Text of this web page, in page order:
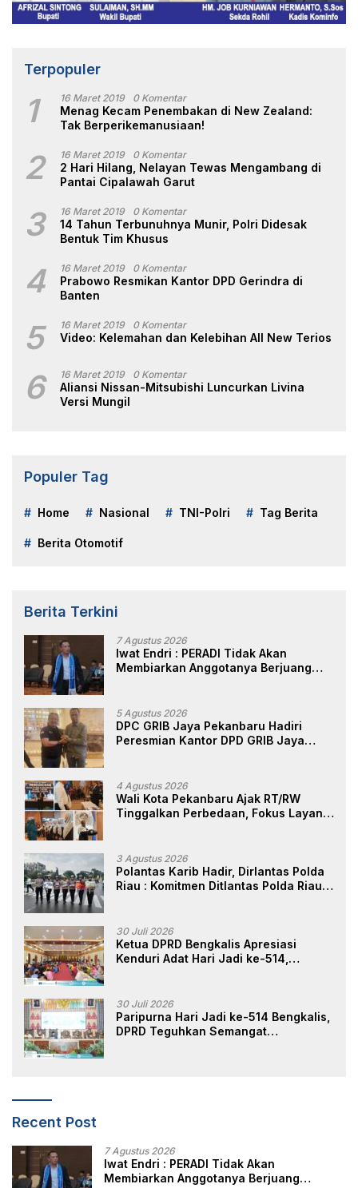
Terpopuler
1 16 Maret 2019 0 Komentar
Menag Kecam Penembakan di New Zealand:
Tak Berperikemanusiaan!
2 16 Maret 2019 0 Komentar
2 Hari Hilang, Nelayan Tewas Mengambang di
Pantai Cipalawah Garut
3 16 Maret 2019 0 Komentar
14 Tahun Terbunuhnya Munir, Polri Didesak
Bentuk Tim Khusus
4 16 Maret 2019 0 Komentar
Prabowo Resmikan Kantor DPD Gerindra di
Banten
5 16 Maret 2019 0 Komentar
Video: Kelemahan dan Kelebihan All New Terios
6 16 Maret 2019 0 Komentar
Aliansi Nissan-Mitsubishi Luncurkan Livina
Versi Mungil
Populer Tag
Home Nasional TNI-Polri Tag Berita
Berita Otomotif
Berita Terkini
7 Agustus 2026
Iwat Endri : PERADI Tidak Akan
Membiarkan Anggotanya Berjuang
5 Agustus 2026
DPC GRIB Jaya Pekanbaru Hadiri
Peresmian Kantor DPD GRIB Jaya
4 Agustus 2026
Wali Kota Pekanbaru Ajak RT/RW
Tinggalkan Perbedaan, Fokus Layani
3 Agustus 2026
Polantas Karib Hadir, Dirlantas Polda
Riau : Komitmen Ditlantas Polda Riau
Masyarakat
30 Juli 2026
Ketua DPRD Bengkalis Apresiasi
Kenduri Adat Hari Jadi ke-514,
30 Juli 2026
Paripurna Hari Jadi ke-514 Bengkalis,
DPRD Teguhkan Semangat
Recent Post
7 Agustus 2026
Iwat Endri : PERADI Tidak Akan
Membiarkan Anggotanya Berjuang